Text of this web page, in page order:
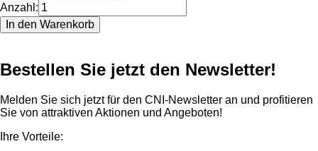
Anzahl:
Bestellen Sie jetzt den Newsletter!
Melden Sie sich jetzt für den CNI-Newsletter an und profitieren
Sie von attraktiven Aktionen und Angeboten!
Ihre Vorteile: